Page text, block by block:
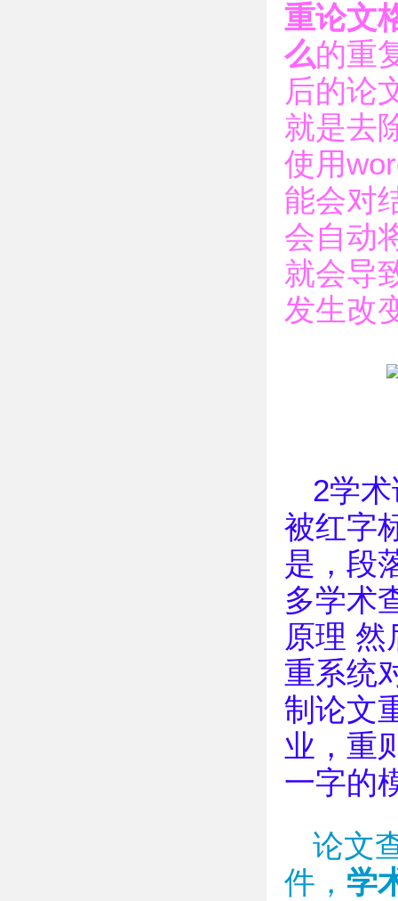
重论文
么的重
后的论
就是去
使用
能会对
会自动
就会导
发生改
2学
被红字
是，段
多学术
原理 然
重系统
制论文
业，重
一字的
论文
件， 学